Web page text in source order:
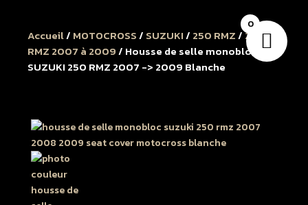
Accueil/ MOTOCROSS/ SUZUKI/ 250 RMZ/250
RMZ 2007 à 2009/ Housse de selle monobloc
SUZUKI 250 RMZ 2007 -> 2009 Blanche
0